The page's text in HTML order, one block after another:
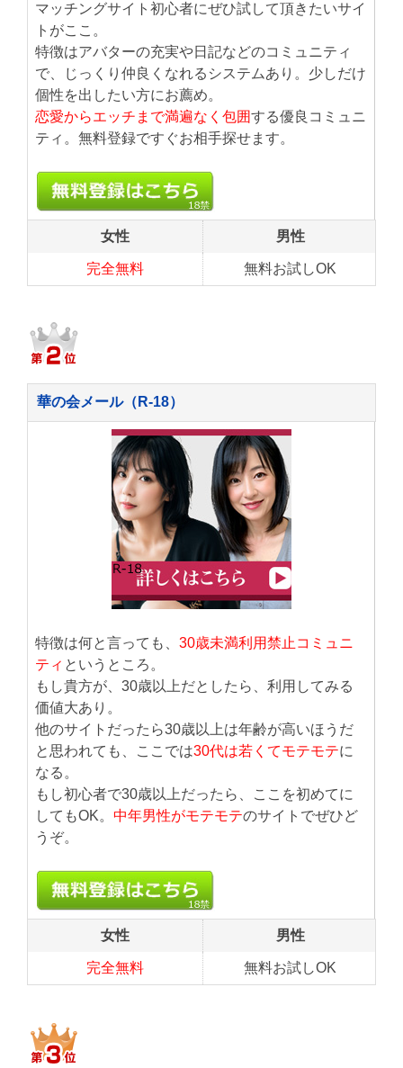
マッチングサイト初心者にぜひ試して頂きたいサイ
トがここ。
特徴はアバターの充実や日記などのコミュニティ
で、じっくり仲良くなれるシステムあり。少しだけ
個性を出したい方にお薦め。
恋愛からエッチまで満遍なく包囲する優良コミュニ
ティ。無料登録ですぐお相手探せます。
女性 男性
完全無料 無料お試しOK
華の会メール（R-18）
特徴は何と言っても、 30歳未満利用禁止コミュニ
ティ というところ。
もし貴方が、30歳以上だとしたら、利用してみる
価値大あり。
他のサイトだったら30歳以上は年齢が高いほうだ
と思われても、ここでは30代は若くてモテモテに
なる。
もし初心者で30歳以上だったら、ここを初めてに
してもOK。 中年男性がモテモテのサイトでぜひど
うぞ。
女性 男性
完全無料 無料お試しOK